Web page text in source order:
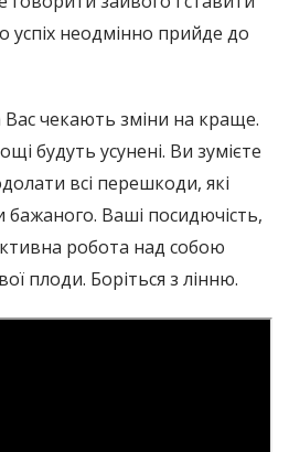
успіх неодмінно прийде до
Вас чекають зміни на краще.
будуть усунені. Ви зумієте
всі перешкоди, які
Ваші посидючість,
робота над собою
плоди. Боріться з лінню.